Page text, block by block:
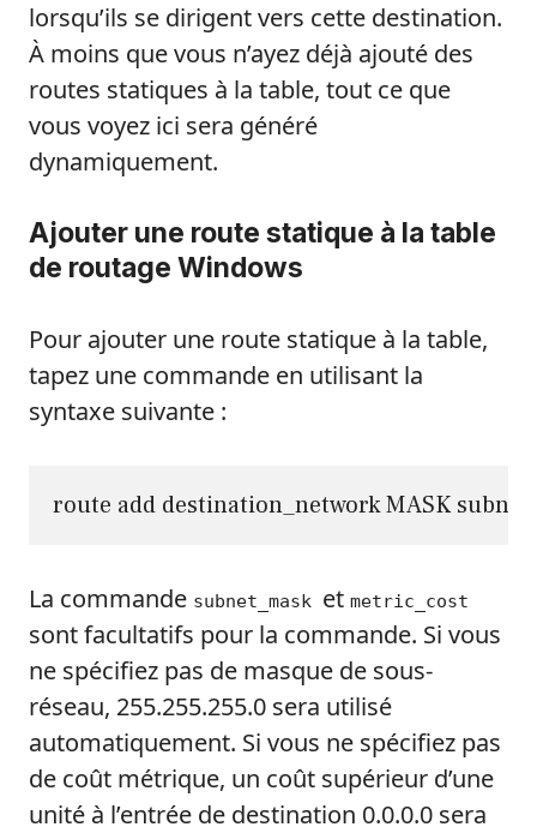
lorsqu’ils se dirigent vers cette destination.
À moins que vous n’ayez déjà ajouté des
routes statiques à la table, tout ce que
vous voyez ici sera généré
dynamiquement.
Ajouter une route statique à la table
de routage Windows
Pour ajouter une route statique à la table,
tapez une commande en utilisant la
syntaxe suivante :
route add destination_network MASK
La commande subnet_mask et metric_cost
sont facultatifs pour la commande. Si vous
ne spécifiez pas de masque de sous-
réseau, 255.255.255.0 sera utilisé
automatiquement. Si vous ne spécifiez pas
de coût métrique, un coût supérieur d’une
unité à l’entrée de destination 0.0.0.0 sera